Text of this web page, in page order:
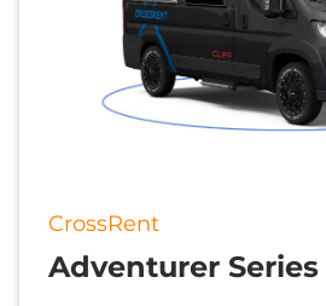
CrossRent
Adventurer Series